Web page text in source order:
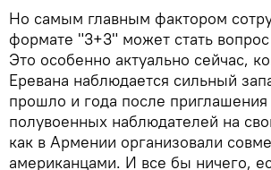
Но самым главным фактором
формате "3+3" может стать
Это особенно актуально сейчас,
Еревана наблюдается сильный
прошло и года после
полувоенных наблюдателей на
как в Армении организовали
американцами. И все бы ничего,